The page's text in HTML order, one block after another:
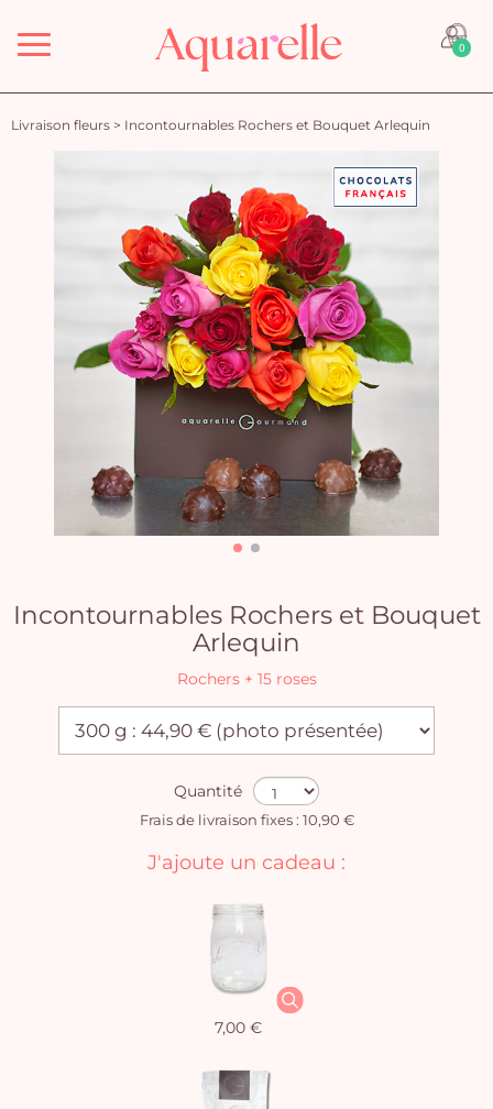
Menu 0
Livraison fleurs > Incontournables Rochers et Bouquet Arlequin
Incontournables Rochers et Bouquet
Arlequin
Rochers + 15 roses
Quantité
Frais de livraison fixes : 10,90 €
J'ajoute un cadeau :
7,00 €